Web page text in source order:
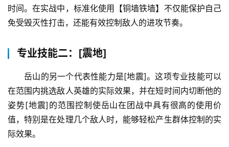
时间。在实战中，标准化使用【铜墙铁墙】不仅能保护自己
免受毁灭性打击，还能有效控制敌人的进攻节奏。
专业技能二：[震地]
岳山的另一个代表性能力是[地震]。这项专业技能可以
在范围内挑选敌人英雄的实际效果，并在短时间内切断他的
姿势[地震]的范围控制使岳山在团战中具有很高的使用价
值，特别是在处理几个敌人时，能够轻松产生群体控制的实
际效果。